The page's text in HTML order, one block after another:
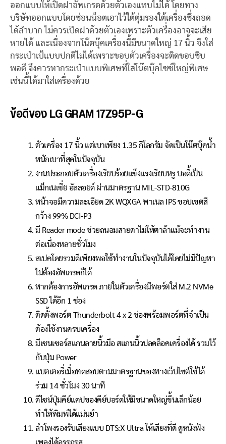
ออกแบบให้เปิดฝาอัพเกรดด้วยตัวเองแทบไม่ได้ โดยทาง
บริษัทออกแบบโดยซ่อนน็อตเอาไว้ใต้ตุ่มรองใต้เครื่องซึ่งถอด
ได้ลำบาก ไม่ควรเปิดฝาด้วยตัวเองเพราะตัวเครื่องอาจจะเสีย
หายได้ และเนื่องจากโน๊ตบุ๊คเครื่องนี้มีขนาดใหญ่ 17 นิ้ว จึงใส่
กระเป๋าเป้แบบปกติไม่ได้เพราะขอบตัวเครื่องจะติดขอบซิบ
พอดี จึงควรหากระเป๋าแบบพิเศษที่ใส่โน๊ตบุ๊คไซซ์ใหญ่พิเศษ
เช่นนี้ได้มาใส่เครื่องด้วย
ข้อดีของ LG GRAM 17Z95P-G
ตัวเครื่อง 17 นิ้ว แต่เบาเพียง 1.35 กิโลกรัม จัดเป็นโน๊ตบุ๊คน้ำ
หนักเบาที่สุดในปัจจุบัน
งานประกอบตัวเครื่องเรียบร้อยแข็งแรงเรียบหรู บอดี้เป็น
แม็กเนเซี่ย อัลลอยด์ ผ่านมาตรฐาน MIL-STD-810G
หน้าจอมีความละเอียด 2K WQXGA พาเนล IPS ขอบเขตสี
กว้าง 99% DCI-P3
มี Reader mode ช่วยถนอมสายตาไม่ให้ตาล้าแม้จะทำงาน
ต่อเนื่องหลายชั่วโมง
สเปคโดยรวมดีเพียงพอใช้ทำงานในปัจจุบันได้โดยไม่มีปัญหา
ไม่ต้องอัพเกรดก็ได้
หากต้องการอัพเกรด ภายในตัวเครื่องมีพอร์ตใส่ M.2 NVMe
SSD ได้อีก 1 ช่อง
ติดตั้งพอร์ต Thunderbolt 4 x 2 ช่องพร้อมพอร์ตที่จำเป็น
ต้องใช้งานครบเครื่อง
มีเซนเซอร์สแกนลายนิ้วมือ สแกนนิ้วปลดล็อคเครื่องได้ รวมไว้
กับปุ่ม Power
แบตเตอรี่เมื่อทดสอบตามมาตรฐานของทางเว็บไซต์ใช้ได้
ร่วม 14 ชั่วโมง 30 นาที
ดีไซน์ปุ่มคีย์แคปของคีย์บอร์ดให้มีขนาดใหญ่ขึ้นเล็กน้อย
ทำให้พิมพ์ได้แม่นยำ
ลำโพงรองรับเสียงแบบ DTS:X Ultra ให้เสียงที่ดี ดูหนังฟัง
เพลงได้อรรถรส